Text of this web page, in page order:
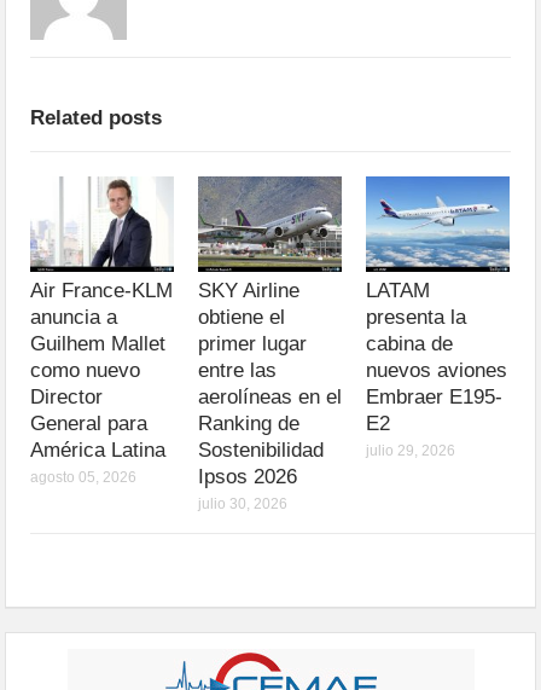
Related posts
Air France-KLM
anuncia a
Guilhem Mallet
como nuevo
Director
General para
América Latina
agosto 05, 2026
SKY Airline
obtiene el
primer lugar
entre las
aerolíneas en el
Ranking de
Sostenibilidad
Ipsos 2026
julio 30, 2026
LATAM
presenta la
cabina de
nuevos aviones
Embraer E195-
E2
julio 29, 2026